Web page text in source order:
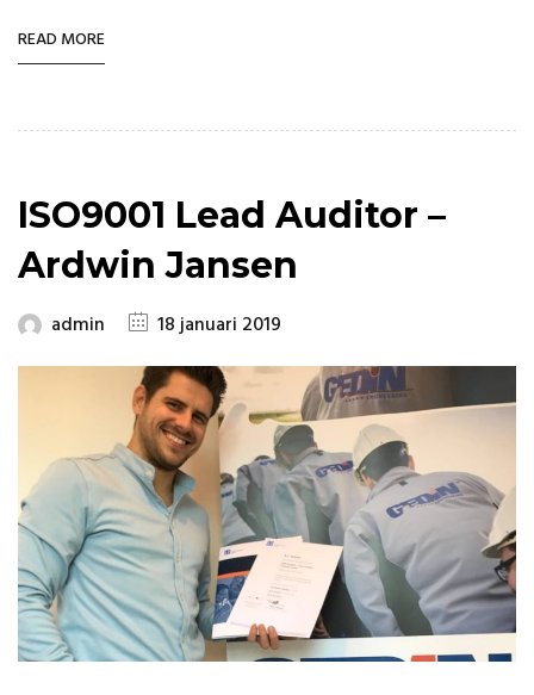
READ MORE
ISO9001 Lead Auditor –
Ardwin Jansen
admin 18 januari 2019